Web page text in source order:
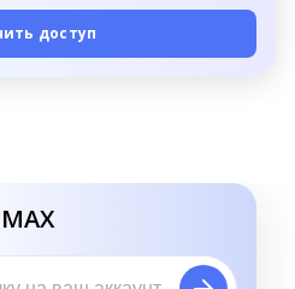
доступ